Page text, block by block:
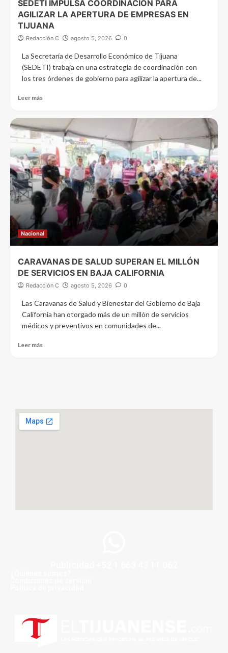
SEDETI IMPULSA COORDINACIÓN PARA
AGILIZAR LA APERTURA DE EMPRESAS EN
TIJUANA
Redacción C agosto 5, 2026 0
La Secretaría de Desarrollo Económico de Tijuana
(SEDETI) trabaja en una estrategia de coordinación con
los tres órdenes de gobierno para agilizar la apertura de...
Leer más
Nacional
CARAVANAS DE SALUD SUPERAN EL MILLÓN
DE SERVICIOS EN BAJA CALIFORNIA
Redacción C agosto 5, 2026 0
Las Caravanas de Salud y Bienestar del Gobierno de Baja
California han otorgado más de un millón de servicios
médicos y preventivos en comunidades de...
Leer más